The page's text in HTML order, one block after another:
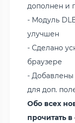
дополнен и
- Модуль
улучшен
- Сделано
браузере
-
для доп.
Обо всех
прочитать в